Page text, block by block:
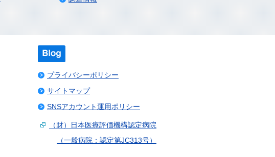
プライバシーポリシー
サイトマップ
SNSアカウント運用ポリシー
（財）日本医療評価機構認定病院
（一般病院：認定第JC313号）